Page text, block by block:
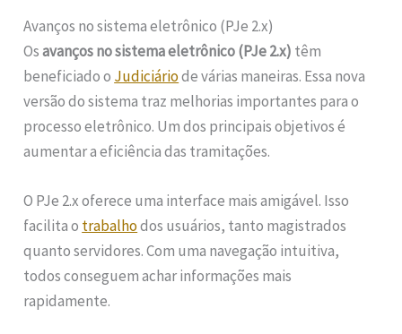
Avanços no sistema eletrônico (PJe 2.x)
Osavanços no sistema eletrônico (PJe 2.x) têm
beneficiado o Judiciáriode várias maneiras. Essa nova
versão do sistema traz melhorias importantes para o
processo eletrônico. Um dos principais objetivos é
aumentar a eficiência das tramitações.
O PJe 2.x oferece uma interface mais amigável. Isso
facilita o trabalhodos usuários, tanto magistrados
quanto servidores. Com uma navegação intuitiva,
todos conseguem achar informações mais
rapidamente.